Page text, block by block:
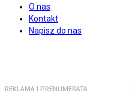
O nas
Kontakt
Napisz do nas
REKLAMA I PRENUMERATA